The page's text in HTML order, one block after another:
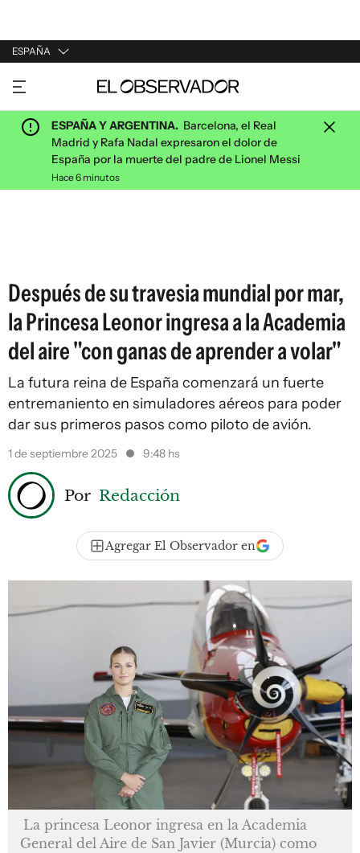
ESPAÑA
URUGUAY
ARGENTINA
ESPAÑA
ESTADOS UNIDOS
ESPAÑA Y ARGENTINA. Barcelona, el Real
Madrid y Rafa Nadal expresaron el dolor de
España por la muerte del padre de Lionel Messi
Hace 6 minutos
Después de su travesia mundial por mar,
la Princesa Leonor ingresa a la Academia
del aire "con ganas de aprender a volar"
La futura reina de España comenzará un fuerte
entremaniento en simuladores aéreos para poder
dar sus primeros pasos como piloto de avión.
1 de septiembre 2025 9:48 hs
Por Redacción
Agregar El Observador en
La princesa Leonor ingresa en la Academia
General del Aire de San Javier (Murcia) como